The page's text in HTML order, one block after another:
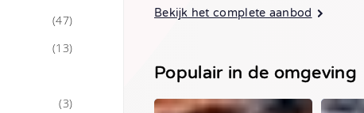
(47)
(13)
(3)
Bekijk het complete aanbod
Populair in de omgeving